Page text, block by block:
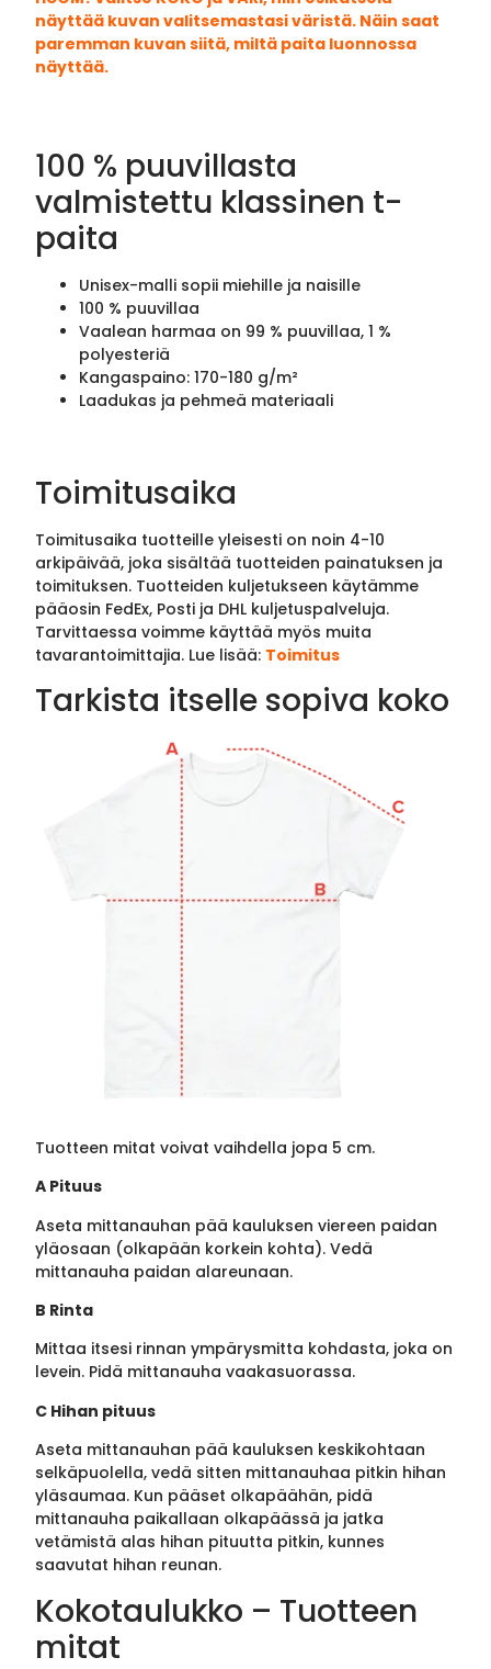
näyttää kuvan valitsemastasi väristä. Näin saat
paremman kuvan siitä, miltä paita luonnossa
näyttää.
100 % puuvillasta
valmistettu klassinen t-
paita
Unisex-malli sopii miehille ja naisille
100 % puuvillaa
Vaalean harmaa on 99 % puuvillaa, 1 %
polyesteriä
Kangaspaino: 170-180 g/m²
Laadukas ja pehmeä materiaali
Toimitusaika
Toimitusaika tuotteille yleisesti on noin 4-10
arkipäivää, joka sisältää tuotteiden painatuksen ja
toimituksen. Tuotteiden kuljetukseen käytämme
pääosin FedEx, Posti ja DHL kuljetuspalveluja.
Tarvittaessa voimme käyttää myös muita
tavarantoimittajia. Lue lisää: Toimitus
Tarkista itselle sopiva koko
Tuotteen mitat voivat vaihdella jopa 5 cm.
A Pituus
Aseta mittanauhan pää kauluksen viereen paidan
yläosaan (olkapään korkein kohta). Vedä
mittanauha paidan alareunaan.
B Rinta
Mittaa itsesi rinnan ympärysmitta kohdasta, joka on
levein. Pidä mittanauha vaakasuorassa.
C Hihan pituus
Aseta mittanauhan pää kauluksen keskikohtaan
selkäpuolella, vedä sitten mittanauhaa pitkin hihan
yläsaumaa. Kun pääset olkapäähän, pidä
mittanauha paikallaan olkapäässä ja jatka
vetämistä alas hihan pituutta pitkin, kunnes
saavutat hihan reunan.
Kokotaulukko – Tuotteen
mitat